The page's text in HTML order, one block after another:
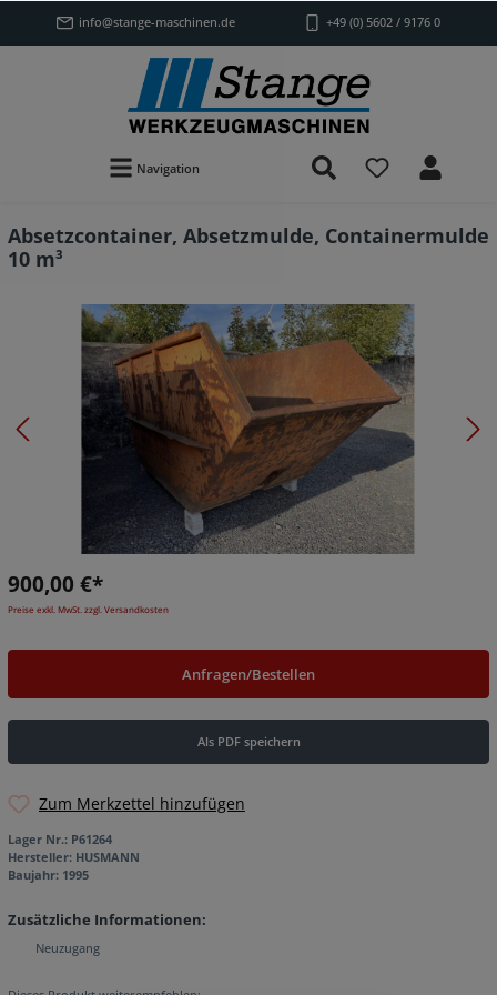
info@stange-maschinen.de +49 (0) 5602 / 9176 0
Navigation
Absetzcontainer, Absetzmulde, Containermulde
10 m³
900,00 €*
Preise exkl. MwSt. zzgl. Versandkosten
Anfragen/Bestellen
Als PDF speichern
Zum Merkzettel hinzufügen
Lager Nr.: P61264
Hersteller: HUSMANN
Baujahr: 1995
Zusätzliche Informationen:
Neuzugang